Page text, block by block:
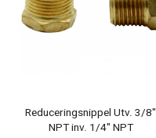
Reduceringsnippel Utv. 3/8"
NPT inv. 1/4" NPT